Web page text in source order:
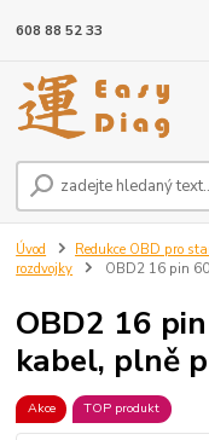
608 88 52 33
Úvod Redukce OBD pro
rozdvojky
OBD2 16 pin
OBD2 16
kabel, plně
Akce TOP produkt